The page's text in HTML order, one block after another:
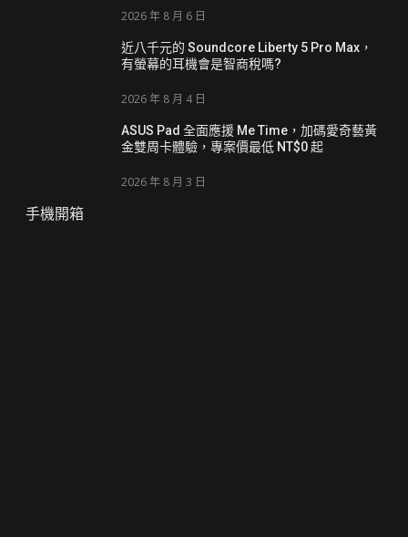
2026 年 8 月 6 日
近八千元的 Soundcore Liberty 5 Pro Max，
有螢幕的耳機會是智商稅嗎?
2026 年 8 月 4 日
ASUS Pad 全面應援 Me Time，加碼愛奇藝黃
金雙周卡體驗，專案價最低 NT$0 起
2026 年 8 月 3 日
手機開箱